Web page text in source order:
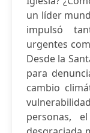
un líder
impulsó
urgentes
Desde la
para
cambio
personas,